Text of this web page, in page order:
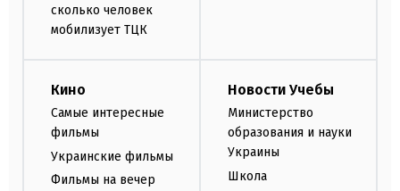
сколько человек
мобилизует ТЦК
Кино
Самые интересные
фильмы
Украинские фильмы
Фильмы на вечер
Новости Учебы
Министерство
образования и науки
Украины
Школа